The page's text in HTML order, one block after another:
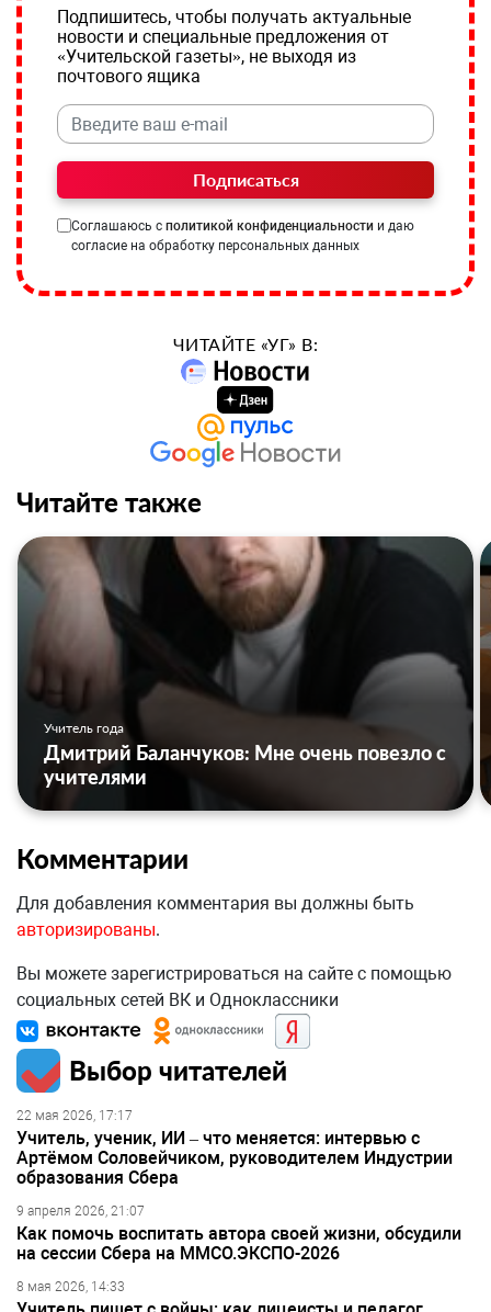
Подпишитесь, чтобы получать актуальные
новости и специальные предложения от
«Учительской газеты», не выходя из
почтового ящика
Подписаться
Соглашаюсь с политикой конфиденциальности и даю
согласие на обработку персональных данных
ЧИТАЙТЕ «УГ» В:
Читайте также
Учитель года
Дмитрий Баланчуков: Мне очень повезло с
учителями
Комментарии
Для добавления комментария вы должны быть
авторизированы.
Вы можете зарегистрироваться на сайте с помощью
социальных сетей ВК и Одноклассники
Выбор читателей
22 мая 2026, 17:17
Учитель, ученик, ИИ – что меняется: интервью с
Артёмом Соловейчиком, руководителем Индустрии
образования Сбера
9 апреля 2026, 21:07
Как помочь воспитать автора своей жизни, обсудили
на сессии Сбера на ММСО.ЭКСПО-2026
8 мая 2026, 14:33